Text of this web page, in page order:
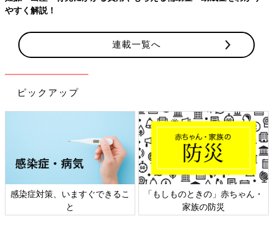
連載一覧へ
ピックアップ
日本外来小児科学会リーフレッ
ト検討会
六星占術 細木かおりさんの人生
相談